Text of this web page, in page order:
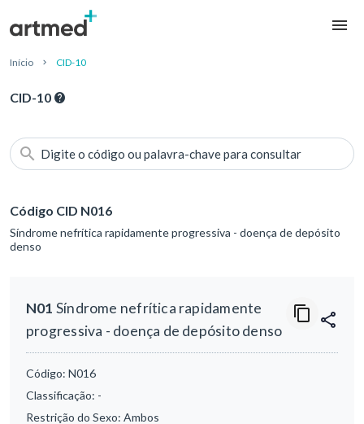
Início CID-10
CID-10
Digite o código ou palavra-chave para consultar
Código CID N016
Síndrome nefrítica rapidamente progressiva - doença de depósito
denso
N01 Síndrome nefrítica rapidamente
progressiva - doença de depósito denso
Código: N016
Classificação: -
Restrição do Sexo: Ambos